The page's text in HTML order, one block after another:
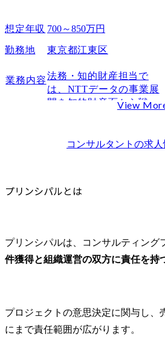
昇進難易度
プリンシパルに求められるスキル
クライアントとの信頼関係を築く
大規模案件を推進するマネジメン
プリンシパルに関するFAQ
想定年収 700～850万円
勤務地 東京都江東区
業務内容法務・知的財産担当で
は、NTTデータの事業展
開を知的財産面から戦略
ェクトや当社事業の成長
かし、新たな領域に挑戦
部署の主な業務
ンチャーを含む)の立ち上
げ段階からの戦略策定支
View
コンサルタント の求
プリンシパルとは
プリンシパルは、コンサルティング
件獲得と組織運営の双方に責任を持
プロジェクトの意思決定に関与し、
にまで責任範囲が広がります。